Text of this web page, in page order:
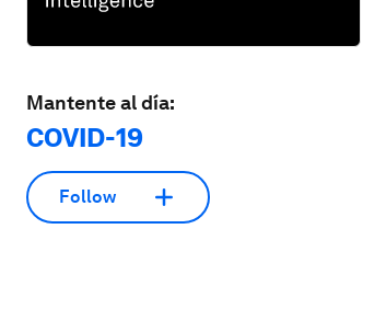
Mantente al día:
COVID-19
Follow